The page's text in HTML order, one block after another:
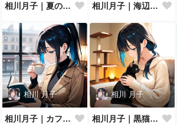
相川月子｜夏の休日カジュアル 相川月子｜海辺のリゾートワンピ
相川 月子
相川月子｜カフェで読書
相川 月子
相川月子｜黒猫とニットの休日